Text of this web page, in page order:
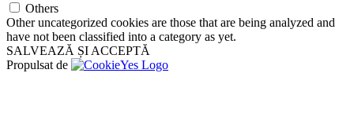
Others
Other uncategorized cookies are those that are being analyzed and
have not been classified into a category as yet.
SALVEAZĂ ȘI ACCEPTĂ
Propulsat de